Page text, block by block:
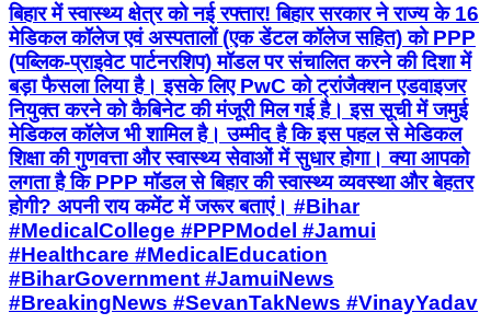
बिहार में स्वास्थ्य क्षेत्र को नई रफ्तार! बिहार सरकार ने राज्य के 16
मेडिकल कॉलेज एवं अस्पतालों (एक डेंटल कॉलेज सहित) को PPP
(पब्लिक-प्राइवेट पार्टनरशिप) मॉडल पर संचालित करने की दिशा में
बड़ा फैसला लिया है। इसके लिए PwC को ट्रांजैक्शन एडवाइजर
नियुक्त करने को कैबिनेट की मंजूरी मिल गई है। इस सूची में जमुई
मेडिकल कॉलेज भी शामिल है। उम्मीद है कि इस पहल से मेडिकल
शिक्षा की गुणवत्ता और स्वास्थ्य सेवाओं में सुधार होगा। क्या आपको
लगता है कि PPP मॉडल से बिहार की स्वास्थ्य व्यवस्था और बेहतर
होगी? अपनी राय कमेंट में जरूर बताएं। #Bihar
#MedicalCollege #PPPModel #Jamui
#Healthcare #MedicalEducation
#BiharGovernment #JamuiNews
#BreakingNews #SevanTakNews #VinayYadav